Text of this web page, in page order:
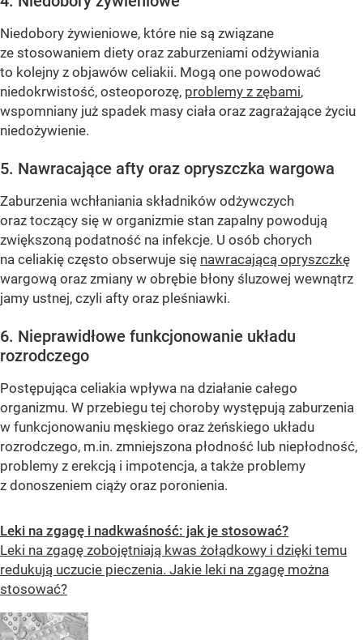
Niedobory żywieniowe, które nie są związane
ze stosowaniem diety oraz zaburzeniami odżywiania
to kolejny z objawów celiakii. Mogą one powodować
niedokrwistość, osteoporozę, problemy z zębami,
wspomniany już spadek masy ciała oraz zagrażające życiu
niedożywienie.
5. Nawracające afty oraz opryszczka wargowa
Zaburzenia wchłaniania składników odżywczych
oraz toczący się w organizmie stan zapalny powodują
zwiększoną podatność na infekcje. U osób chorych
na celiakię często obserwuje się nawracającą opryszczkę
wargową oraz zmiany w obrębie błony śluzowej wewnątrz
jamy ustnej, czyli afty oraz pleśniawki.
6. Nieprawidłowe funkcjonowanie układu
rozrodczego
Postępująca celiakia wpływa na działanie całego
organizmu. W przebiegu tej choroby występują zaburzenia
w funkcjonowaniu męskiego oraz żeńskiego układu
rozrodczego, m.in. zmniejszona płodność lub niepłodność,
problemy z erekcją i impotencja, a także problemy
z donoszeniem ciąży oraz poronienia.
Leki na zgagę i nadkwaśność: jak je stosować?
Leki na zgagę zobojętniają kwas żołądkowy i dzięki temu
redukują uczucie pieczenia. Jakie leki na zgagę można
stosować?